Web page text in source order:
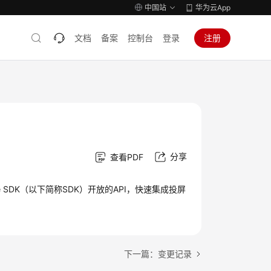
中国站 华为云App
文档 备案 控制台 登录 注册
查看PDF 分享
（以下简称SDK）开放的API，快速集成投屏
下一篇：变更记录